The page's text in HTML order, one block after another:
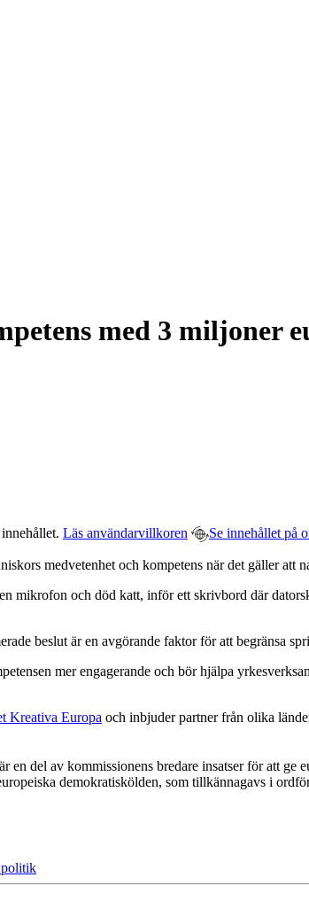
med 3 miljoner
Läs användarvillkoren Se innehållet på
medvetenhet och kompetens när det gäller att
beslut är en avgörande faktor för att begränsa
mer engagerande och bör hjälpa
Kreativa Europa och inbjuder partner från olika
del av kommissionens bredare insatser för att ge
demokratiskölden, som tillkännagavs i
politik